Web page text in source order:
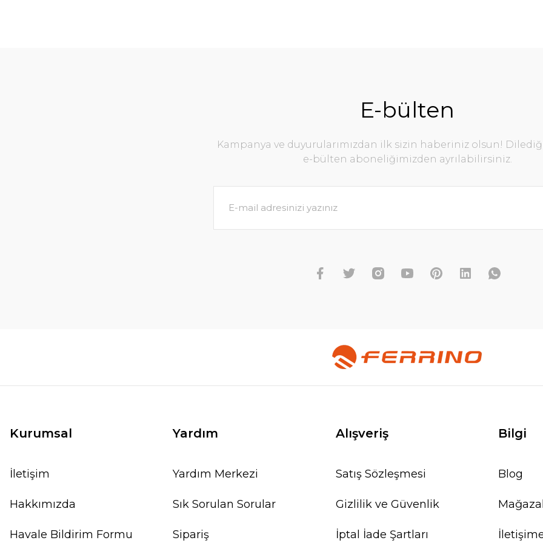
E-bülten
Kampanya ve duyurularımızdan ilk sizin haberiniz olsun!
e-bülten aboneliğimizden ayrılabilirsiniz.
Kurumsal
İletişim
Hakkımızda
Havale Bildirim Formu
Yardım
Yardım Merkezi
Sık Sorulan Sorular
Sipariş
Alışveriş
Satış Sözleşmesi
Gizlilik ve Güvenlik
İptal İade Şartları
Bilgi
Blog